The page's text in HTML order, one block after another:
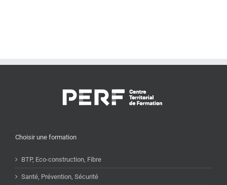
Choisir une formation
BTP, Eco-construction, Fibre
Santé, Prévention, Sécurité